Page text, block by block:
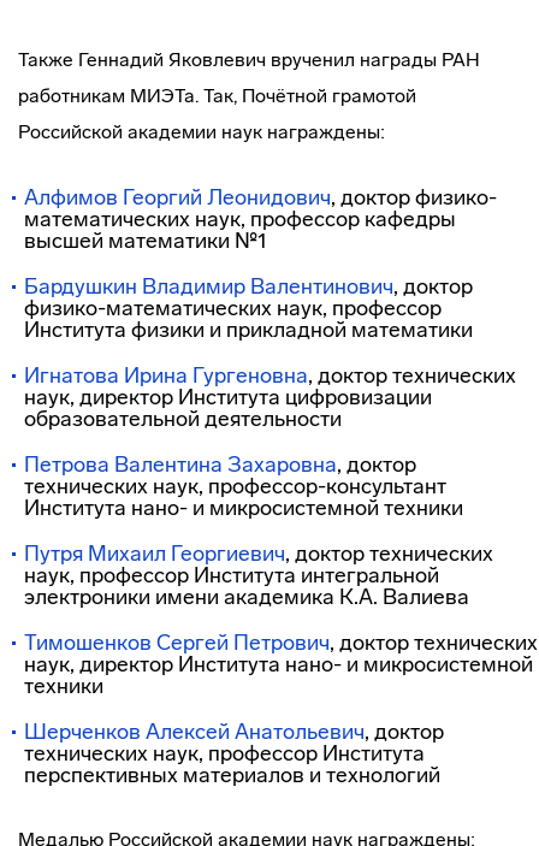
Также Геннадий Яковлевич врученил награды РАН
работникам МИЭТа. Так, Почётной грамотой
Российской академии наук награждены:
Алфимов Георгий Леонидович, доктор физико-
математических наук, профессор кафедры
высшей математики №1
Бардушкин Владимир Валентинович, доктор
физико-математических наук, профессор
Института физики и прикладной математики
Игнатова Ирина Гургеновна, доктор технических
наук, директор Института цифровизации
образовательной деятельности
Петрова Валентина Захаровна, доктор
технических наук, профессор-консультант
Института нано- и микросистемной техники
Путря Михаил Георгиевич, доктор технических
наук, профессор Института интегральной
электроники имени академика К.А. Валиева
Тимошенков Сергей Петрович, доктор технических
наук, директор Института нано- и микросистемной
техники
Шерченков Алексей Анатольевич, доктор
технических наук, профессор Института
перспективных материалов и технологий
Медалью Российской академии наук награждены: